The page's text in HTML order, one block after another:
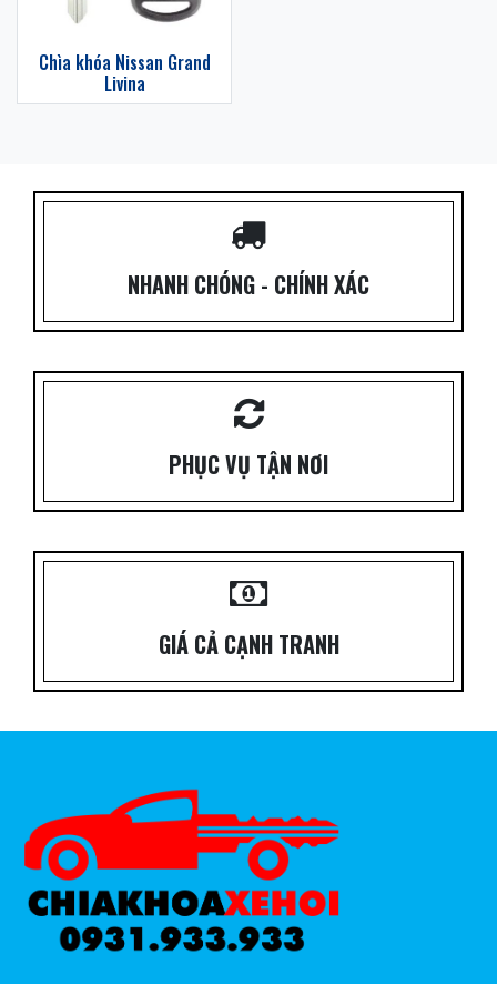
Chìa khóa Nissan Grand
Livina
NHANH CHÓNG - CHÍNH XÁC
PHỤC VỤ TẬN NƠI
GIÁ CẢ CẠNH TRANH